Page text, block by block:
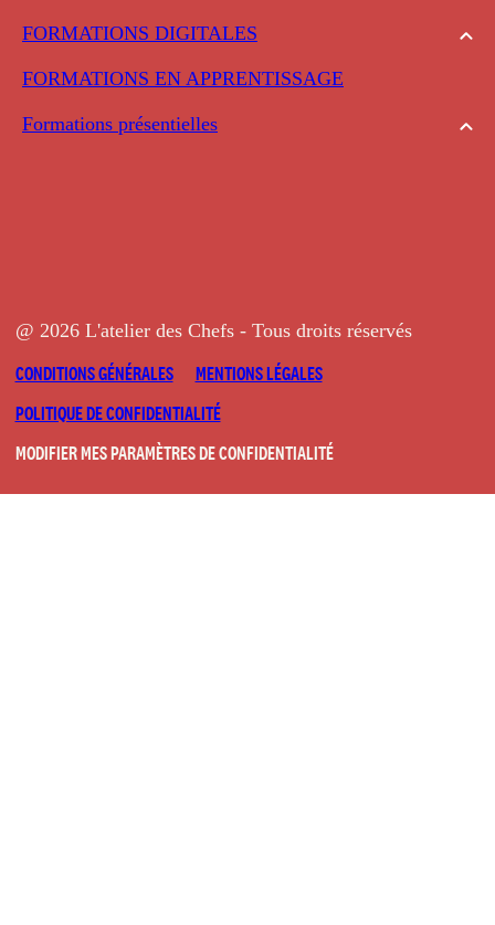
FORMATIONS DIGITALES
FORMATIONS EN APPRENTISSAGE
Formations présentielles
@ 2026 L'atelier des Chefs - Tous droits réservés
CONDITIONS GÉNÉRALES
MENTIONS LÉGALES
POLITIQUE DE CONFIDENTIALITÉ
MODIFIER MES PARAMÈTRES DE CONFIDENTIALITÉ